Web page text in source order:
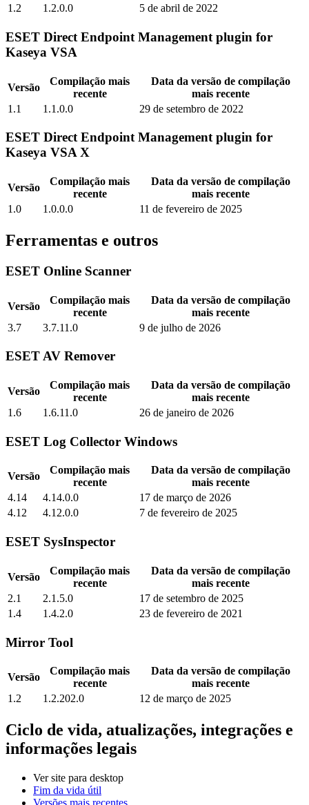
1.2
1.2.0.0 5 de abril de 2022
ESET Direct Endpoint Management plugin for
Kaseya VSA
Versão
Compilação mais
recente
Data da versão de compilação
mais recente
1.1
1.1.0.0 29 de setembro de 2022
ESET Direct Endpoint Management plugin for
Kaseya VSA X
Versão
Compilação mais
recente
Data da versão de compilação
mais recente
1.0
1.0.0.0 11 de fevereiro de 2025
Ferramentas e outros
ESET Online Scanner
Versão
Compilação mais
recente
Data da versão de compilação
mais recente
3.7
3.7.11.0 9 de julho de 2026
ESET AV Remover
Versão
Compilação mais
recente
Data da versão de compilação
mais recente
1.6
1.6.11.0 26 de janeiro de 2026
ESET Log Collector Windows
Versão
Compilação mais
recente
Data da versão de compilação
mais recente
4.14
4.14.0.0
17 de março de 2026
4.12
4.12.0.0 7 de fevereiro de 2025
ESET SysInspector
Versão
Compilação mais
recente
Data da versão de compilação
mais recente
2.1
2.1.5.0
17 de setembro de 2025
1.4
1.4.2.0 23 de fevereiro de 2021
Mirror Tool
Versão
Compilação mais
recente
Data da versão de compilação
mais recente
1.2
1.2.202.0 12 de março de 2025
Ciclo de vida, atualizações, integrações e
informações legais
Ver site para desktop
Fim da vida útil